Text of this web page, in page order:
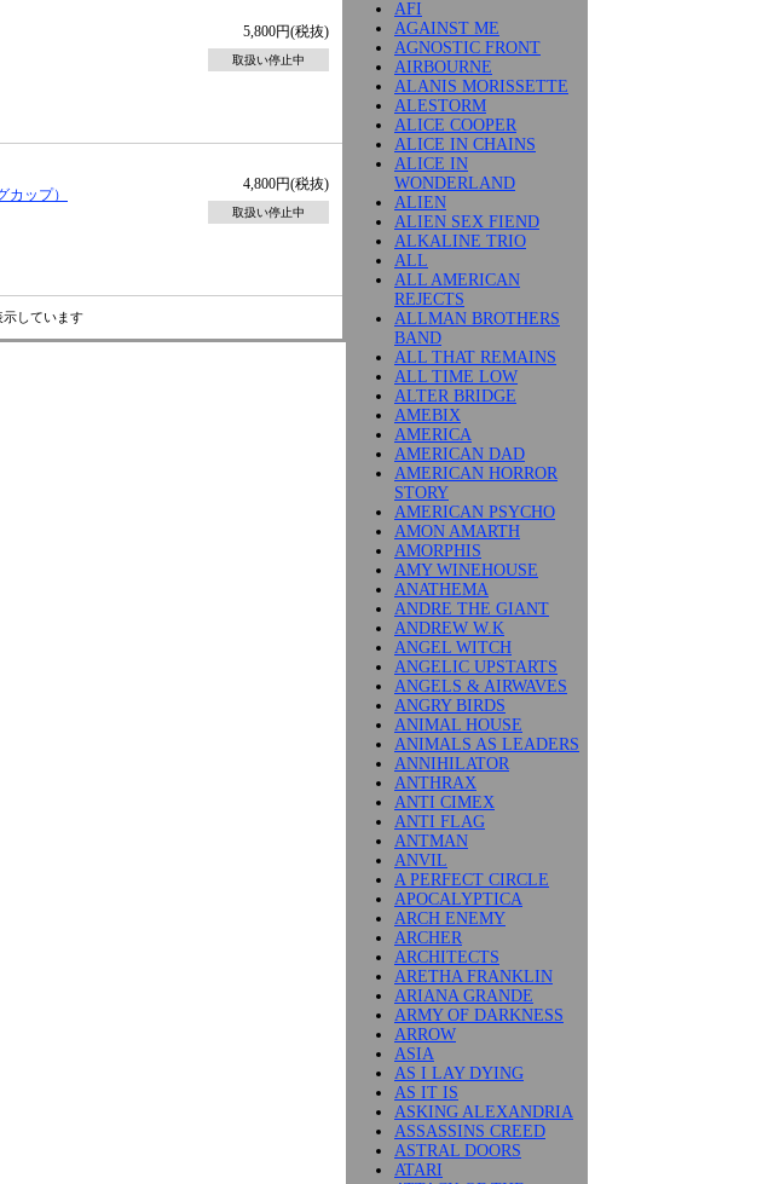
5,800円(税抜)
取扱い停止中
カップ）
4,800円(税抜)
取扱い停止中
しています
AFI
AGAINST ME
AGNOSTIC FRONT
AIRBOURNE
ALANIS MORISSETTE
ALESTORM
ALICE COOPER
ALICE IN CHAINS
ALICE IN
WONDERLAND
ALIEN
ALIEN SEX FIEND
ALKALINE TRIO
ALL
ALL AMERICAN
REJECTS
ALLMAN BROTHERS
BAND
ALL THAT REMAINS
ALL TIME LOW
ALTER BRIDGE
AMEBIX
AMERICA
AMERICAN DAD
AMERICAN HORROR
STORY
AMERICAN PSYCHO
AMON AMARTH
AMORPHIS
AMY WINEHOUSE
ANATHEMA
ANDRE THE GIANT
ANDREW W.K
ANGEL WITCH
ANGELIC UPSTARTS
ANGELS & AIRWAVES
ANGRY BIRDS
ANIMAL HOUSE
ANIMALS AS LEADERS
ANNIHILATOR
ANTHRAX
ANTI CIMEX
ANTI FLAG
ANTMAN
ANVIL
A PERFECT CIRCLE
APOCALYPTICA
ARCH ENEMY
ARCHER
ARCHITECTS
ARETHA FRANKLIN
ARIANA GRANDE
ARMY OF DARKNESS
ARROW
ASIA
AS I LAY DYING
AS IT IS
ASKING ALEXANDRIA
ASSASSINS CREED
ASTRAL DOORS
ATARI